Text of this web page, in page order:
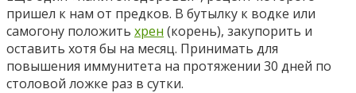
пришел к нам от предков. В бутылку к водке или
самогону положить хрен (корень), закупорить и
оставить хотя бы на месяц. Принимать для
повышения иммунитета на протяжении 30 дней по
столовой ложке раз в сутки.